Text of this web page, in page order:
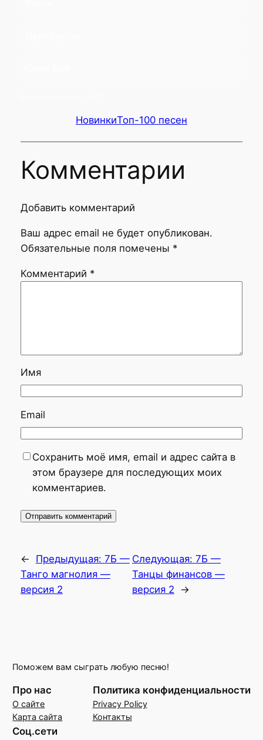
НовинкиТоп-100 песен
Комментарии
Добавить комментарий
Ваш адрес email не будет опубликован.
Обязательные поля помечены *
Комментарий *
Имя
Email
Сохранить моё имя, email и адрес сайта в
этом браузере для последующих моих
комментариев.
← Предыдущая: 7Б —
Танго магнолия —
версия 2
Следующая: 7Б —
Танцы финансов —
версия 2
→
Поможем вам сыграть любую песню!
Про нас
О сайте
Карта сайта
Политика конфиденциальности
Privacy Policy
Контакты
Соц.сети